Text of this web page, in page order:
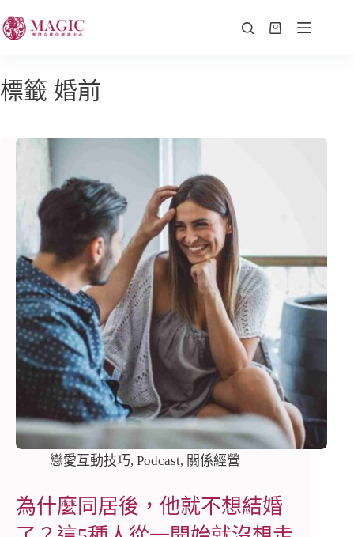
標籤 婚前
戀愛互動技巧, Podcast, 關係經營
為什麼同居後，他就不想結婚